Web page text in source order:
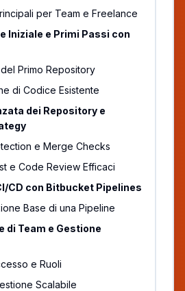
per Team e Freelance
Iniziale e Primi Passi con
Primo Repository
di Codice Esistente
dei Repository e
e Merge Checks
e Code Review Efficaci
CD con Bitbucket Pipelines
Base di una Pipeline
di Team e Gestione
e Ruoli
Scalabile